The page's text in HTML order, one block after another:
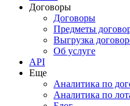
Договоры
Договоры
Предметы
Выгрузка
Об услуге
API
Еще
Аналитика по
Аналитика по